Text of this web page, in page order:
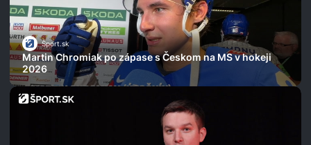
Šport.sk
Martin Chromiak po zápase s Českom na MS v hokeji
2026